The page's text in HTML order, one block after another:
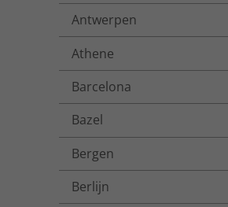
Antwerpen
Athene
Barcelona
Bazel
Bergen
Berlijn